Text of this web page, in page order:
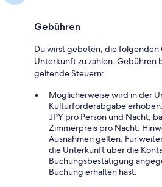
Gebühren
Du wirst gebeten, die
Unterkunft zu zahlen. Gebühren
geltende Steuern:
Möglicherweise wird in der
Kulturförderabgabe
JPY pro Person und Nacht,
Zimmerpreis pro Nacht.
Ausnahmen gelten. Für
die Unterkunft über die
Buchungsbestätigung
Buchung erhalten hast.